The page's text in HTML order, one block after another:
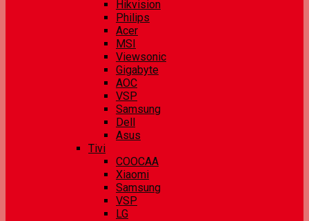
Hikvision
Philips
Acer
MSI
Viewsonic
Gigabyte
AOC
VSP
Samsung
Dell
Asus
Tivi
COOCAA
Xiaomi
Samsung
VSP
LG